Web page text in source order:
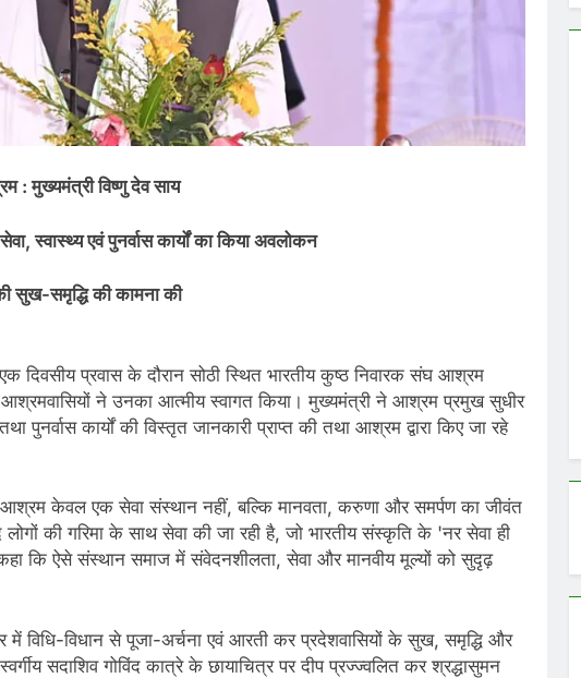
: मुख्यमंत्री विष्णु देव साय
स्वास्थ्य एवं पुनर्वास कार्यों का किया अवलोकन
सुख-समृद्धि की कामना की
दिवसीय प्रवास के दौरान सोठी स्थित भारतीय कुष्ठ निवारक संघ आश्रम
ने उनका आत्मीय स्वागत किया। मुख्यमंत्री ने आश्रम प्रमुख सुधीर
पुनर्वास कार्यों की विस्तृत जानकारी प्राप्त की तथा आश्रम द्वारा किए जा रहे
केवल एक सेवा संस्थान नहीं, बल्कि मानवता, करुणा और समर्पण का जीवंत
की गरिमा के साथ सेवा की जा रही है, जो भारतीय संस्कृति के 'नर सेवा ही
कि ऐसे संस्थान समाज में संवेदनशीलता, सेवा और मानवीय मूल्यों को सुदृढ़
में विधि-विधान से पूजा-अर्चना एवं आरती कर प्रदेशवासियों के सुख, समृद्धि और
सदाशिव गोविंद कात्रे के छायाचित्र पर दीप प्रज्ज्वलित कर श्रद्धासुमन